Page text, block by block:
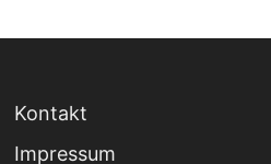
Kontakt
Impressum